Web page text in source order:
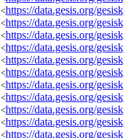
<https://data.gesis.org/
<https://data.gesis.org/
<https://data.gesis.org/
<https://data.gesis.org/
<https://data.gesis.org/
<https://data.gesis.org/
<https://data.gesis.org/
<https://data.gesis.org/
<https://data.gesis.org/
<https://data.gesis.org/
<https://data.gesis.org/